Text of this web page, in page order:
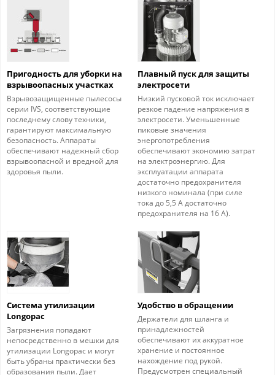
Пригодность для уборки на
взрывоопасных участках
Взрывозащищенные пылесосы
серии IVS, соответствующие
последнему слову техники,
гарантируют максимальную
безопасность. Аппараты
обеспечивают надежный сбор
взрывоопасной и вредной для
здоровья пыли.
Плавный пуск для защиты
электросети
Низкий пусковой ток исключает
резкое падение напряжения в
электросети. Уменьшенные
пиковые значения
энергопотребления
обеспечивают экономию затрат
на электроэнергию. Для
эксплуатации аппарата
достаточно предохранителя
низкого номинала (при силе
тока до 5,5 А достаточно
предохранителя на 16 А).
Система утилизации
Longopac
Загрязнения попадают
непосредственно в мешки для
утилизации Longopac и могут
быть убраны практически без
образования пыли. Дает
Удобство в обращении
Держатели для шланга и
принадлежностей
обеспечивают их аккуратное
хранение и постоянное
нахождение под рукой.
Предусмотрен специальный